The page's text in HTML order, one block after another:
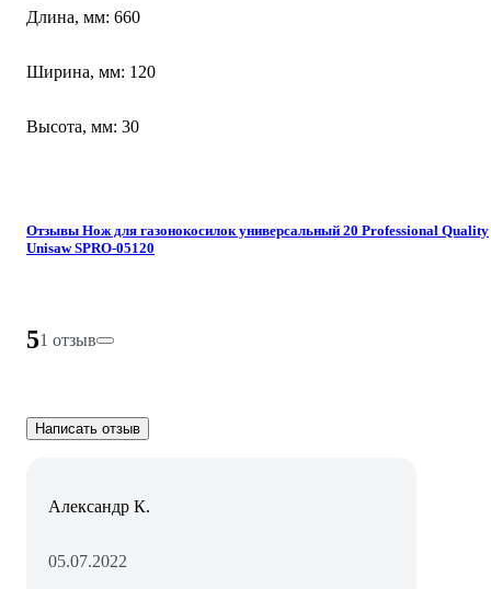
Длина, мм: 660
Ширина, мм: 120
Высота, мм: 30
Отзывы Нож для газонокосилок универсальный 20 Professional Quality
Unisaw SPRO-05120
51 отзыв
Написать отзыв
Александр К.
05.07.2022